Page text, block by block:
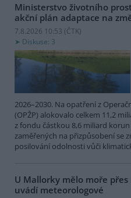
Ministerstvo životního
akční plán adaptace na
7.8.2026 10:53 (ČTK)
Diskuse: 3
2026–2030. Na opatření z
(OPŽP) alokovalo celkem 11,2
z fondu částkou 8,6 miliard
zaměřených na přizpůsobení se
posilování odolnosti vůči
U Mallorky mělo moře
uvádí meteorologové